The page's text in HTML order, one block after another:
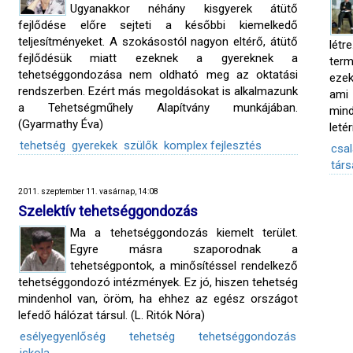
Ugyanakkor néhány kisgyerek átütő
fejlődése előre sejteti a későbbi kiemelkedő
teljesítményeket. A szokásostól nagyon eltérő, átütő
fejlődésük miatt ezeknek a gyereknek a
tehetséggondozása nem oldható meg az oktatási
rendszerben. Ezért más megoldásokat is alkalmazunk
a Tehetségműhely Alapítvány munkájában.
(Gyarmathy Éva)
tehetség gyerekek szülők komplex fejlesztés
2011. szeptember 11. vasárnap, 14:08
Szelektív tehetséggondozás
Ma a tehetséggondozás kiemelt terület.
Egyre másra szaporodnak a
tehetségpontok, a minősítéssel rendelkező
tehetséggondozó intézmények. Ez jó, hiszen tehetség
mindenhol van, öröm, ha ehhez az egész országot
lefedő hálózat társul. (L. Ritók Nóra)
esélyegyenlőség
tehetség
tehetséggondozás